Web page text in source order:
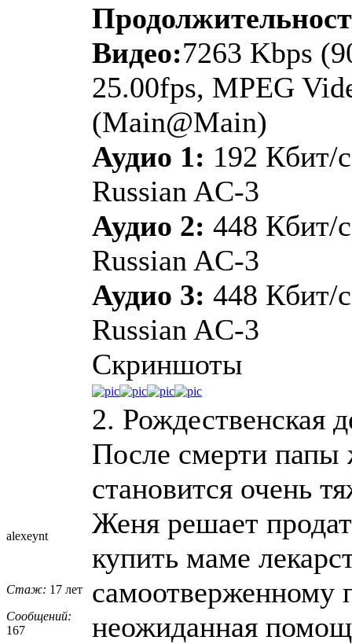
alexeynt
Стаж: 17 лет
Сообщений:
167
Видео:7263 Kbps
25.00fps, MPEG
(Main@Main)
Аудио 1: 192 Кбит/
Russian AC-3
Аудио 2: 448 Кбит/
Russian AC-3
Аудио 3: 448 Кбит/
Russian AC-3
Скриншоты
2. Рождественская
После смерти папы
становится очень
Женя решает
купить маме
самоотверженному
неожиданная